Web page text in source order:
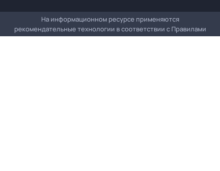
На информационном ресурсе применяются
рекомендательные технологии в соответствии с Правилами